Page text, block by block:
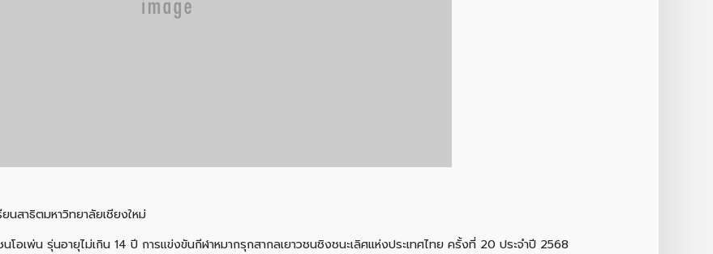
สาธิตมหาวิทยาลัยเชียงใหม่
นโอเพ่น รุ่นอายุไม่เกิน 14 ปี การแข่งขันกีฬาหมากรุกสากลเยาวชนชิงชนะเลิศแห่งประเทศไทย ครั้งที่ 20 ประจำปี 2568